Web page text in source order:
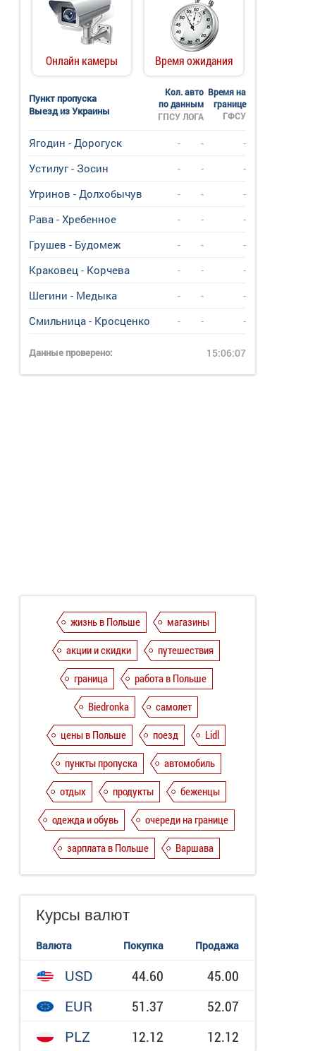
Онлайн камеры Время ожидания
Пункт пропуска
Выезд из Украины
Кол. авто
по данным
Время на
границе
ГФСУ
ГПСУ ЛОГА
Ягодин - Дорогуск - -
-
Устилуг - Зосин
- -
-
Угринов - Долхобычув
- -
-
Рава - Хребенное
- -
-
Грушев - Будомеж
- -
-
Краковец - Корчева
- -
-
Шегини - Медыка
- -
-
Смильница - Кросценко
- - -
Данные проверено: 15:06:07
жизнь в Польше
магазины
акции и скидки
путешествия
граница
работа в Польше
Biedronka
самолет
цены в Польше
поезд
Lidl
пункты пропуска
автомобиль
отдых
продукты
беженцы
одежда и обувь
очереди на границе
зарплата в Польше
Варшава
Курсы валют
Валюта Покупка Продажа
USD 44.60
45.00
EUR
51.37
52.07
PLZ
12.12 12.12